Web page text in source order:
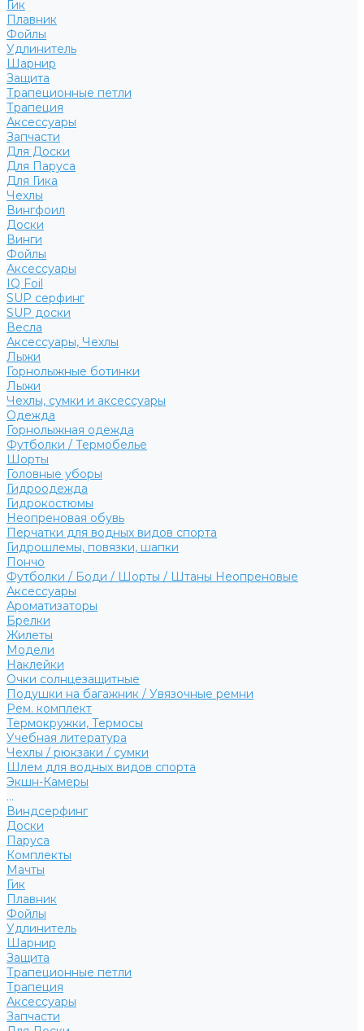
Гик
Плавник
Фойлы
Удлинитель
Шарнир
Защита
Трапеционные петли
Трапеция
Аксессуары
Запчасти
Для Доски
Для Паруса
Для Гика
Чехлы
Вингфоил
Доски
Винги
Фойлы
Аксессуары
IQ Foil
SUP серфинг
SUP доски
Весла
Аксессуары, Чехлы
Лыжи
Горнолыжные ботинки
Лыжи
Чехлы, сумки и аксессуары
Одежда
Горнолыжная одежда
Футболки / Термобелье
Шорты
Головные уборы
Гидроодежда
Гидрокостюмы
Неопреновая обувь
Перчатки для водных видов спорта
Гидрошлемы, повязки, шапки
Пончо
Футболки / Боди / Шорты / Штаны Неопреновые
Аксессуары
Ароматизаторы
Брелки
Жилеты
Модели
Наклейки
Очки солнцезащитные
Подушки на багажник / Увязочные ремни
Рем. комплект
Термокружки, Термосы
Учебная литература
Чехлы / рюкзаки / сумки
Шлем для водных видов спорта
Экшн-Камеры
...
Виндсерфинг
Доски
Паруса
Комплекты
Мачты
Гик
Плавник
Фойлы
Удлинитель
Шарнир
Защита
Трапеционные петли
Трапеция
Аксессуары
Запчасти